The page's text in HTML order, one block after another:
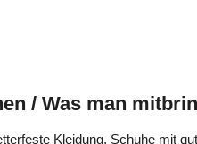
und Kinder ab 6 Jahren
ein Fahrradanhänger für
/ Was man
Kleidung, Schuhe mit